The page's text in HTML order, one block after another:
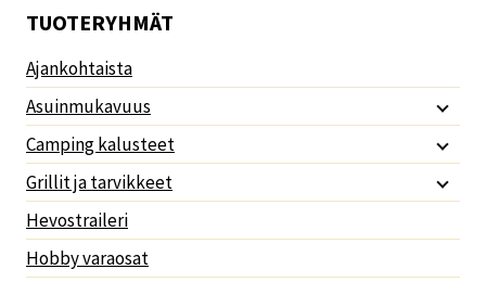
TUOTERYHMÄT
Ajankohtaista
Asuinmukavuus
Camping kalusteet
Grillit ja tarvikkeet
Hevostraileri
Hobby varaosat